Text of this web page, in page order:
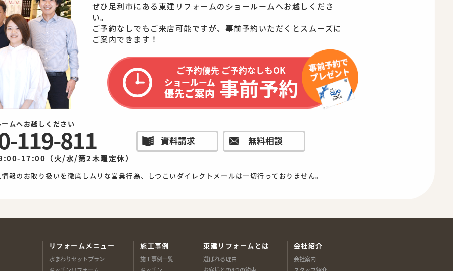
ぜひ足利市にある東建リフォームのショールームへお越しくださ
い。
ご予約なしでもご来店可能ですが、事前予約いただくとスムーズに
ご案内できます！
ご予約優先 ご予約なしもOK
ショールーム
優先ご案内 事前予約
ムへお越しください
119-811
17:00（火/水/第2木曜定休）
資料請求 無料相談
報のお取り扱いを徹底しムリな営業行為、しつこいダイレクトメールは一切行っておりません。
リフォームメニュー
水まわりセットプラン
施工事例
施工事例一覧
東建リフォームとは
選ばれる理由
会社紹介
会社案内